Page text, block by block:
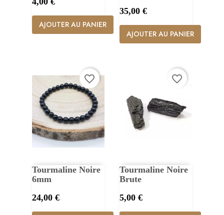
AJOUTER AU PANIER
Prix
35,00 €
AJOUTER AU PANIER
Tourmaline Noire
6mm
Prix
24,00 €
favorite_border
Tourmaline Noire
Brute
Prix
5,00 €
favorite_border